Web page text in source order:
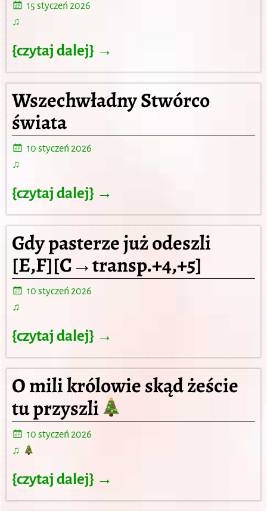
15 styczeń 2026
♫
{czytaj dalej} →
Wszechwładny Stwórco
świata
10 styczeń 2026
♫
{czytaj dalej} →
Gdy pasterze już odeszli
[E,F][C→transp.+4,+5]
10 styczeń 2026
♫
{czytaj dalej} →
O mili królowie skąd żeście
tu przyszli
10 styczeń 2026
♫
{czytaj dalej} →